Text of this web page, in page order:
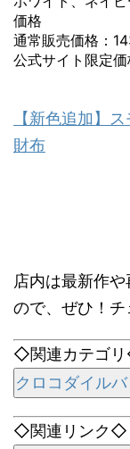
価格
通常販売価格：
公式サイト限定
【新色追加】
財布
店内は最新作
ので、ぜひ！チ
◇関連カテゴ
クロコダイル
◇関連リンク◇